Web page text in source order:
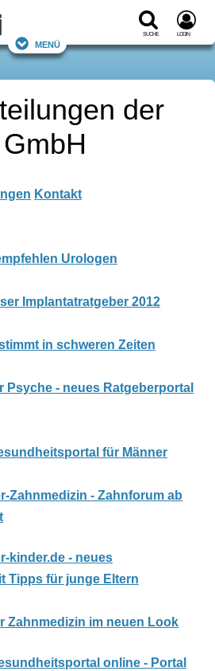
Suche Login
Menü
der
Kontakt
Urologen
Implantatratgeber 2012
in schweren Zeiten
Psyche - neues Ratgeberportal
für Männer
Zahnmedizin - Zahnforum ab
kinder.de - neues
Tipps für junge Eltern
Zahnmedizin im neuen Look
online - Portal